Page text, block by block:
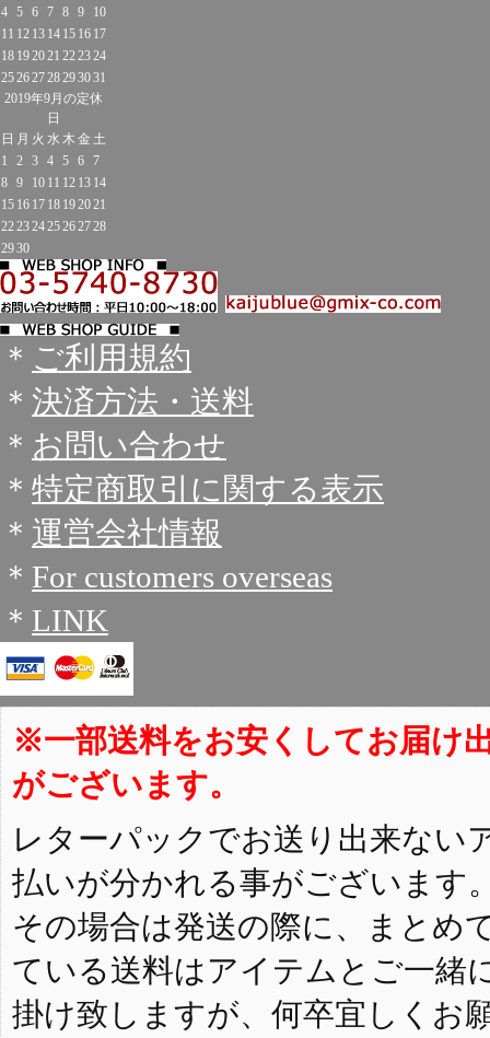
4 5 6 7 8 9
10
11 12 13 14 15 16 17
18 192021 222324
25262728293031
2019年9月の定休
日
日 月 火 水 木 金 土
1
2 3 4 5 6 7
8 9 10 11 12 13 14
15 16 17 18 192021
22232425262728
2930
＊ ご利用規約
＊ 決済方法・送料
＊ お問い合わせ
＊ 特定商取引に関する表示
＊ 運営会社情報
＊ For customers overseas
＊ LINK
※一部送料をお安くしてお届け
がございます。
レターパックでお送り出来ない
払いが分かれる事がございます
その場合は発送の際に、まとめ
ている送料はアイテムとご一緒
掛け致しますが、何卒宜しくお